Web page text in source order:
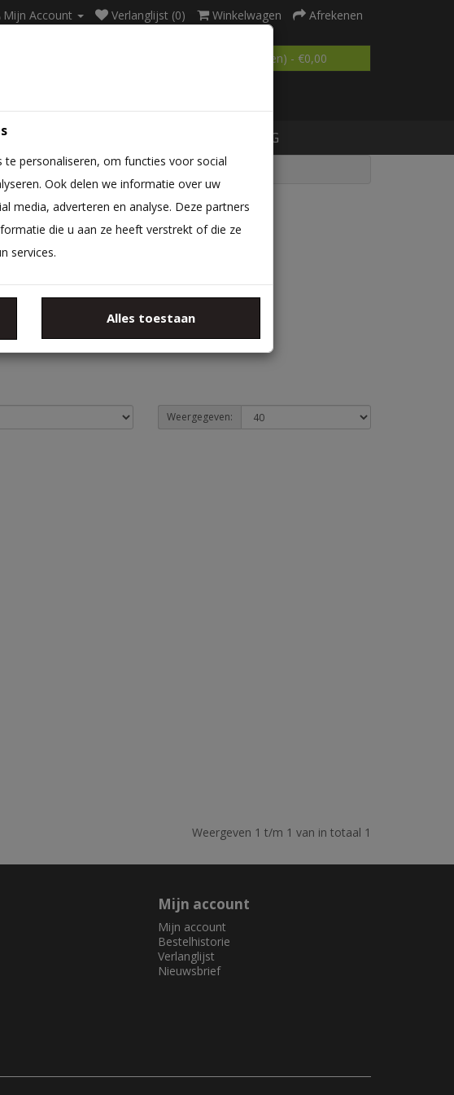
Mijn Account Verlanglijst (0) Winkelwagen Afrekenen
0 product(en) - €0,00
BLOG
Zoeken in sub-categorieën
Weergegeven:
Weergeven 1 t/m 1 van in totaal 1
Mijn account
Mijn account
Bestelhistorie
Verlanglijst
Nieuwsbrief
personaliseren, om functies voor social
Ook delen we informatie over uw
media, adverteren en analyse. Deze partners
die u aan ze heeft verstrekt of die ze
services.
Alles toestaan